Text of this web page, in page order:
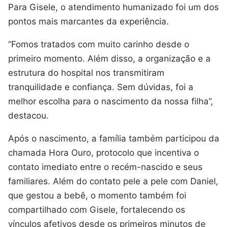
Para Gisele, o atendimento humanizado foi um dos
pontos mais marcantes da experiência.
“Fomos tratados com muito carinho desde o
primeiro momento. Além disso, a organização e a
estrutura do hospital nos transmitiram
tranquilidade e confiança. Sem dúvidas, foi a
melhor escolha para o nascimento da nossa filha”,
destacou.
Após o nascimento, a família também participou da
chamada Hora Ouro, protocolo que incentiva o
contato imediato entre o recém-nascido e seus
familiares. Além do contato pele a pele com Daniel,
que gestou a bebê, o momento também foi
compartilhado com Gisele, fortalecendo os
vínculos afetivos desde os primeiros minutos de